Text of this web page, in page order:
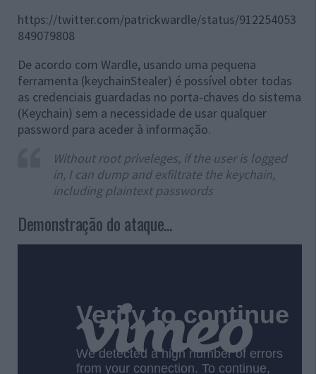
https://twitter.com/patrickwardle/status/912254053
849079808
De acordo com Wardle, usando uma pequena
ferramenta (keychainStealer) é possível obter todas
as credenciais guardadas no porta-chaves do sistema
(Keychain) sem a necessidade de usar qualquer
password para aceder à informação.
Without root priveleges, if the user is logged
in, I can dump and exfiltrate the keychain,
including plaintext passwords
Demonstração do ataque...